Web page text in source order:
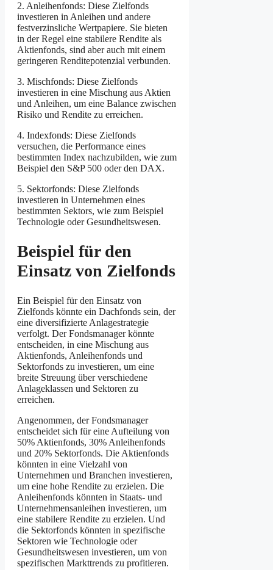
2. Anleihenfonds: Diese Zielfonds
investieren in Anleihen und andere
festverzinsliche Wertpapiere. Sie bieten
in der Regel eine stabilere Rendite als
Aktienfonds, sind aber auch mit einem
geringeren Renditepotenzial verbunden.
3. Mischfonds: Diese Zielfonds
investieren in eine Mischung aus Aktien
und Anleihen, um eine Balance zwischen
Risiko und Rendite zu erreichen.
4. Indexfonds: Diese Zielfonds
versuchen, die Performance eines
bestimmten Index nachzubilden, wie zum
Beispiel den S&P 500 oder den DAX.
5. Sektorfonds: Diese Zielfonds
investieren in Unternehmen eines
bestimmten Sektors, wie zum Beispiel
Technologie oder Gesundheitswesen.
Beispiel für den
Einsatz von Zielfonds
Ein Beispiel für den Einsatz von
Zielfonds könnte ein Dachfonds sein, der
eine diversifizierte Anlagestrategie
verfolgt. Der Fondsmanager könnte
entscheiden, in eine Mischung aus
Aktienfonds, Anleihenfonds und
Sektorfonds zu investieren, um eine
breite Streuung über verschiedene
Anlageklassen und Sektoren zu
erreichen.
Angenommen, der Fondsmanager
entscheidet sich für eine Aufteilung von
50% Aktienfonds, 30% Anleihenfonds
und 20% Sektorfonds. Die Aktienfonds
könnten in eine Vielzahl von
Unternehmen und Branchen investieren,
um eine hohe Rendite zu erzielen. Die
Anleihenfonds könnten in Staats- und
Unternehmensanleihen investieren, um
eine stabilere Rendite zu erzielen. Und
die Sektorfonds könnten in spezifische
Sektoren wie Technologie oder
Gesundheitswesen investieren, um von
spezifischen Markttrends zu profitieren.